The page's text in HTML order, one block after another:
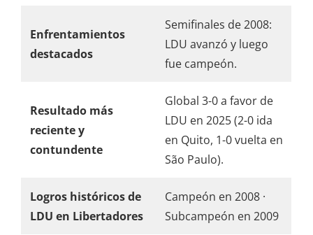
Enfrentamientos
destacados
Semifinales de 2008:
LDU avanzó y luego
fue campeón.
Resultado más
reciente y
contundente
Global 3-0 a favor de
LDU en 2025 (2-0 ida
en Quito, 1-0 vuelta en
São Paulo).
Logros históricos de
LDU en Libertadores
Campeón en 2008 ·
Subcampeón en 2009